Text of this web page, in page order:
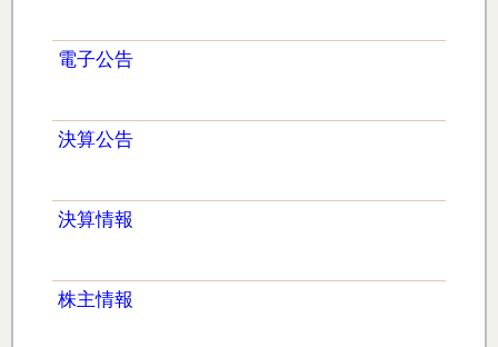
電子公告
決算公告
決算情報
株主情報